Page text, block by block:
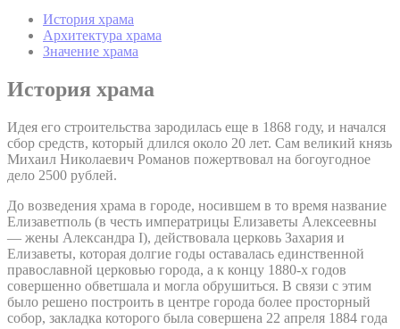
История храма
Архитектура храма
Значение храма
История храма
Идея его строительства зародилась еще в 1868 году, и начался
сбор средств, который длился около 20 лет. Сам великий князь
Михаил Николаевич Романов пожертвовал на богоугодное
дело 2500 рублей.
До возведения храма в городе, носившем в то время название
Елизаветполь (в честь императрицы Елизаветы Алексеевны
— жены Александра I), действовала церковь Захария и
Елизаветы, которая долгие годы оставалась единственной
православной церковью города, а к концу 1880-х годов
совершенно обветшала и могла обрушиться. В связи с этим
было решено построить в центре города более просторный
собор, закладка которого была совершена 22 апреля 1884 года